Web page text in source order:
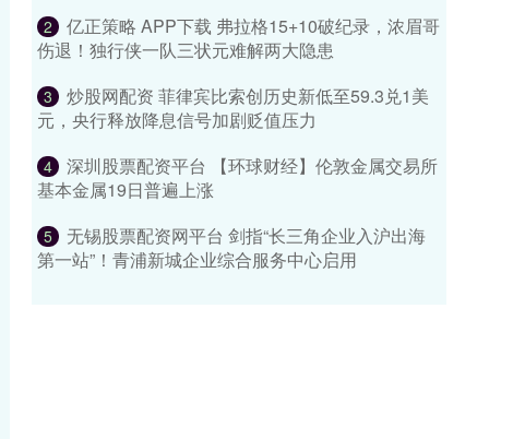
2
亿正策略 APP下载 弗拉格15+10破纪录，浓眉哥
伤退！独行侠一队三状元难解两大隐患
3
炒股网配资 菲律宾比索创历史新低至59.3兑1美
元，央行释放降息信号加剧贬值压力
4
深圳股票配资平台 【环球财经】伦敦金属交易所
基本金属19日普遍上涨
5
无锡股票配资网平台 剑指“长三角企业入沪出海
第一站”！青浦新城企业综合服务中心启用